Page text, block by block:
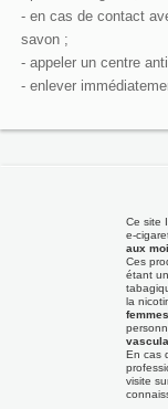
- en cas de contact
savon ;
- appeler un centre
- enlever
Ce site
e-
aux
Ces
étant
la
En cas
visite